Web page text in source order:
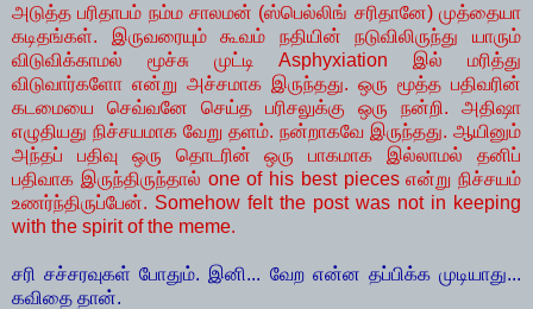
அடுத்த பரிதாபம் நம்ம சாலமன் (ஸ்பெல்லிங் சரிதானே) முத்தையா
கடிதங்கள். இருவரையும் கூவம் நதியின் நடுவிலிருந்து யாரும்
விடுவிக்காமல் மூச்சு முட்டி Asphyxiation இல் மரித்து
விடுவார்களோ என்று அச்சமாக இருந்தது. ஒரு மூத்த பதிவரின்
கடமையை செவ்வனே செய்த பரிசலுக்கு ஒரு நன்றி. அதிஷா
எழுதியது நிச்சயமாக வேறு தளம். நன்றாகவே இருந்தது. ஆயினும்
அந்தப் பதிவு ஒரு தொடரின் ஒரு பாகமாக இல்லாமல் தனிப்
பதிவாக இருந்திருந்தால் one of his best pieces என்று நிச்சயம்
உணர்ந்திருப்பேன். Somehow felt the post was not in keeping
with the spirit of the meme.
சரி சச்சரவுகள் போதும். இனி... வேற என்ன தப்பிக்க முடியாது...
கவிதை தான்.